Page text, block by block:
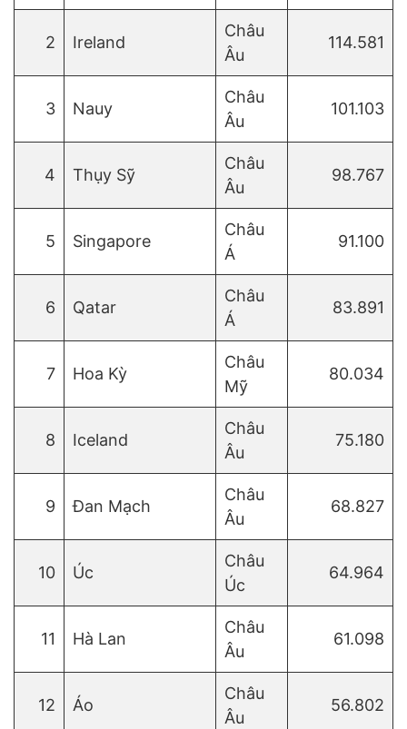
2 Ireland
Châu
Âu
114.581
3 Nauy
Châu
Âu
101.103
4 Thụy Sỹ
Châu
Âu
98.767
5 Singapore
Châu
Á
91.100
6 Qatar
Châu
Á
83.891
7 Hoa Kỳ
Châu
Mỹ
80.034
8 Iceland
Châu
Âu
75.180
9 Đan Mạch
Châu
Âu
68.827
10 Úc
Châu
Úc
64.964
11 Hà Lan
Châu
Âu
61.098
12 Áo
Châu
Âu
56.802